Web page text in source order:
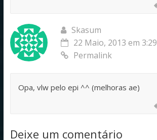
Skasum
22 Maio, 2013 em 3:29
Permalink
Opa, vlw pelo epi ^^ (melhoras ae)
Deixe um comentário